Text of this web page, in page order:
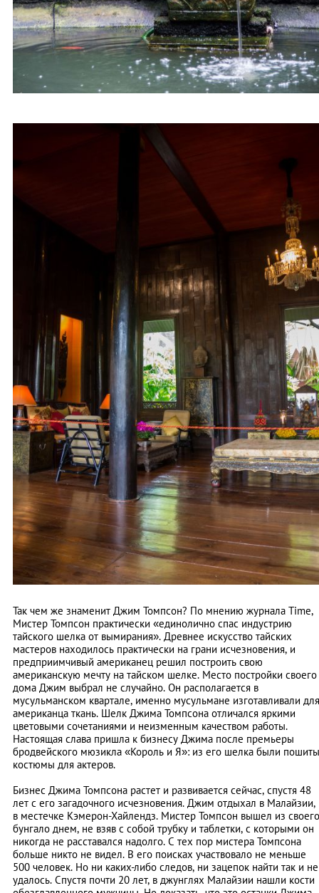
Так чем же знаменит Джим Томпсон? По мнению журнала Time,
Мистер Томпсон практически «единолично спас индустрию
тайского шелка от вымирания». Древнее искусство тайских
мастеров находилось практически на грани исчезновения, и
предприимчивый американец решил построить свою
американскую мечту на тайском шелке. Место постройки своего
дома Джим выбрал не случайно. Он располагается в
мусульманском квартале, именно мусульмане изготавливали для
американца ткань. Шелк Джима Томпсона отличался яркими
цветовыми сочетаниями и неизменным качеством работы.
Настоящая слава пришла к бизнесу Джима после премьеры
бродвейского мюзикла «Король и Я»: из его шелка были пошиты
костюмы для актеров.
Бизнес Джима Томпсона растет и развивается сейчас, спустя 48
лет с его загадочного исчезновения. Джим отдыхал в Малайзии,
в местечке Кэмерон-Хайлендз. Мистер Томпсон вышел из своего
бунгало днем, не взяв с собой трубку и таблетки, с которыми он
никогда не расставался надолго. С тех пор мистера Томпсона
больше никто не видел. В его поисках участвовало не меньше
500 человек. Но ни каких-либо следов, ни зацепок найти так и не
удалось. Спустя почти 20 лет, в джунглях Малайзии нашли кости